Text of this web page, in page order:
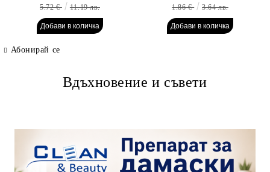
5.72 € 11.19 лв. 1.86 € 3.64 лв.
Абонирай се
Вдъхновение и съвети